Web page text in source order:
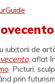
iubitorii de
, aflat
. Picturi,
prin